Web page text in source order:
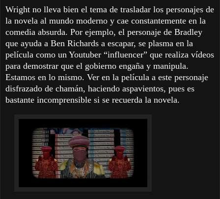
Wright no lleva bien el tema de trasladar los personajes de
la novela al mundo moderno y cae constantemente en la
comedia absurda. Por ejemplo, el personaje de Bradley
que ayuda a Ben Richards a escapar, se plasma en la
película como un Youtuber “influencer” que realiza vídeos
para demostrar que el gobierno engaña y manipula.
Estamos en lo mismo. Ver en la película a este personaje
disfrazado de chamán, haciendo aspavientos, pues es
bastante incomprensible si se recuerda la novela.